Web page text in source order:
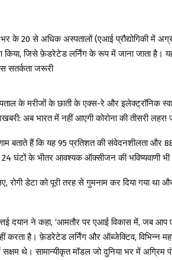
के 20 से अधिक अस्पतालों (एआई प्रौद्योगिकी में
जिसे फ़ेडरेटेड लर्निंग के रूप में जाना जाता है।
सतर्कता जरूरी
के मरीजों के छाती के एक्स-रे और इलेक्ट्रॉनिक
अब भारत में नहीं आएगी कोरोना की तीसरी लहर!
बताते हैं कि यह 95 प्रतिशत की संवेदनशीलता और
घंटों के भीतर आवश्यक ऑक्सीजन की भविष्यवाणी भी
रोगी डेटा को पूरी तरह से गुमनाम कर दिया गया था
दयान ने कहा, ‘आमतौर पर एआई विकास में, जब आप
है। फ़ेडरेटेड लर्निंग और ऑब्जेक्टिव, विभिन्न
थे। सामान्यीकृत मॉडल जो दुनिया भर में अग्रिम